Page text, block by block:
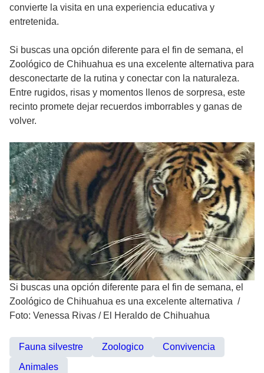
convierte la visita en una experiencia educativa y
entretenida.
Si buscas una opción diferente para el fin de semana, el
Zoológico de Chihuahua es una excelente alternativa para
desconectarte de la rutina y conectar con la naturaleza.
Entre rugidos, risas y momentos llenos de sorpresa, este
recinto promete dejar recuerdos imborrables y ganas de
volver.
Si buscas una opción diferente para el fin de semana, el
Zoológico de Chihuahua es una excelente alternativa /
Foto: Venessa Rivas / El Heraldo de Chihuahua
Fauna silvestre Zoologico
Convivencia
Animales